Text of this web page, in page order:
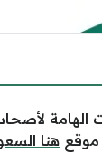
الهامة
موقع هنا